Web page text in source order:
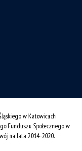
w Katowicach
Funduszu Społecznego w
na lata 2014˗2020.